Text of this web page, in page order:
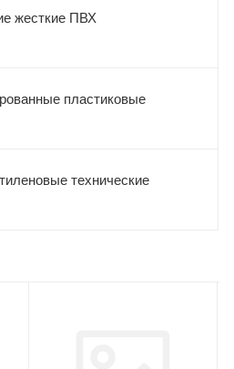
жесткие ПВХ
пластиковые
технические